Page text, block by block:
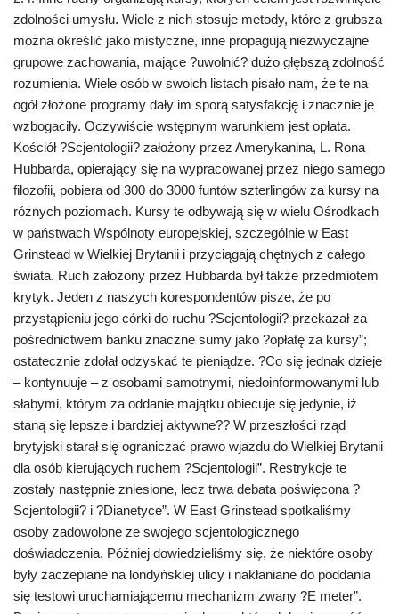
zdolności umysłu. Wiele z nich stosuje metody, które z grubsza
można określić jako mistyczne, inne propagują niezwyczajne
grupowe zachowania, mające ?uwolnić? dużo głębszą zdolność
rozumienia. Wiele osób w swoich listach pisało nam, że te na
ogół złożone programy dały im sporą satysfakcję i znacznie je
wzbogaciły. Oczywiście wstępnym warunkiem jest opłata.
Kościół ?Scjentologii? założony przez Amerykanina, L. Rona
Hubbarda, opierający się na wypracowanej przez niego samego
filozofii, pobiera od 300 do 3000 funtów szterlingów za kursy na
różnych poziomach. Kursy te odbywają się w wielu Ośrodkach
w państwach Wspólnoty europejskiej, szczególnie w East
Grinstead w Wielkiej Brytanii i przyciągają chętnych z całego
świata. Ruch założony przez Hubbarda był także przedmiotem
krytyk. Jeden z naszych korespondentów pisze, że po
przystąpieniu jego córki do ruchu ?Scjentologii? przekazał za
pośrednictwem banku znaczne sumy jako ?opłatę za kursy”;
ostatecznie zdołał odzyskać te pieniądze. ?Co się jednak dzieje
– kontynuuje – z osobami samotnymi, niedoinformowanymi lub
słabymi, którym za oddanie majątku obiecuje się jedynie, iż
staną się lepsze i bardziej aktywne?? W przeszłości rząd
brytyjski starał się ograniczać prawo wjazdu do Wielkiej Brytanii
dla osób kierujących ruchem ?Scjentologii”. Restrykcje te
zostały następnie zniesione, lecz trwa debata poświęcona ?
Scjentologii? i ?Dianetyce”. W East Grinstead spotkaliśmy
osoby zadowolone ze swojego scjentologicznego
doświadczenia. Później dowiedzieliśmy się, że niektóre osoby
były zaczepiane na londyńskiej ulicy i nakłaniane do poddania
się testowi uruchamiającemu mechanizm zwany ?E meter”.